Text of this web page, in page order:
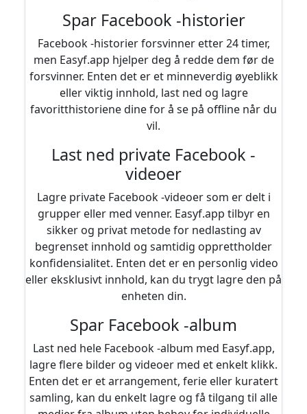
Spar Facebook -historier
Facebook -historier forsvinner etter 24 timer,
men Easyf.app hjelper deg å redde dem før de
forsvinner. Enten det er et minneverdig øyeblikk
eller viktig innhold, last ned og lagre
favoritthistoriene dine for å se på offline når du
vil.
Last ned private Facebook -
videoer
Lagre private Facebook -videoer som er delt i
grupper eller med venner. Easyf.app tilbyr en
sikker og privat metode for nedlasting av
begrenset innhold og samtidig opprettholder
konfidensialitet. Enten det er en personlig video
eller eksklusivt innhold, kan du trygt lagre den på
enheten din.
Spar Facebook -album
Last ned hele Facebook -album med Easyf.app,
lagre flere bilder og videoer med et enkelt klikk.
Enten det er et arrangement, ferie eller kuratert
samling, kan du enkelt lagre og få tilgang til alle